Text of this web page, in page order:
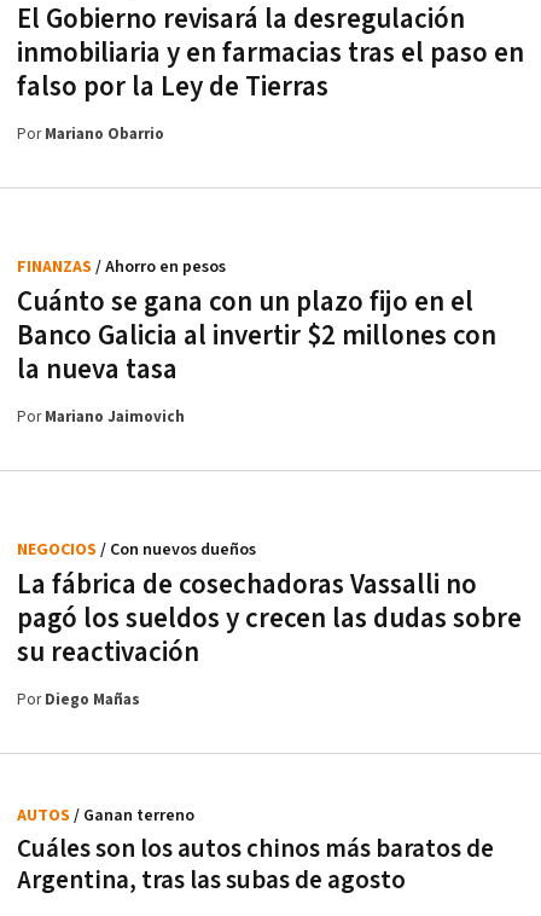
El Gobierno revisará la desregulación
inmobiliaria y en farmacias tras el paso en
falso por la Ley de Tierras
PorMariano Obarrio
Cuánto se gana con un plazo fijo en el
Banco Galicia al invertir $2 millones con
la nueva tasa
FINANZAS / Ahorro en pesos
PorMariano Jaimovich
La fábrica de cosechadoras Vassalli no
pagó los sueldos y crecen las dudas sobre
su reactivación
NEGOCIOS / Con nuevos dueños
PorDiego Mañas
Cuáles son los autos chinos más baratos de
Argentina, tras las subas de agosto
AUTOS / Ganan terreno